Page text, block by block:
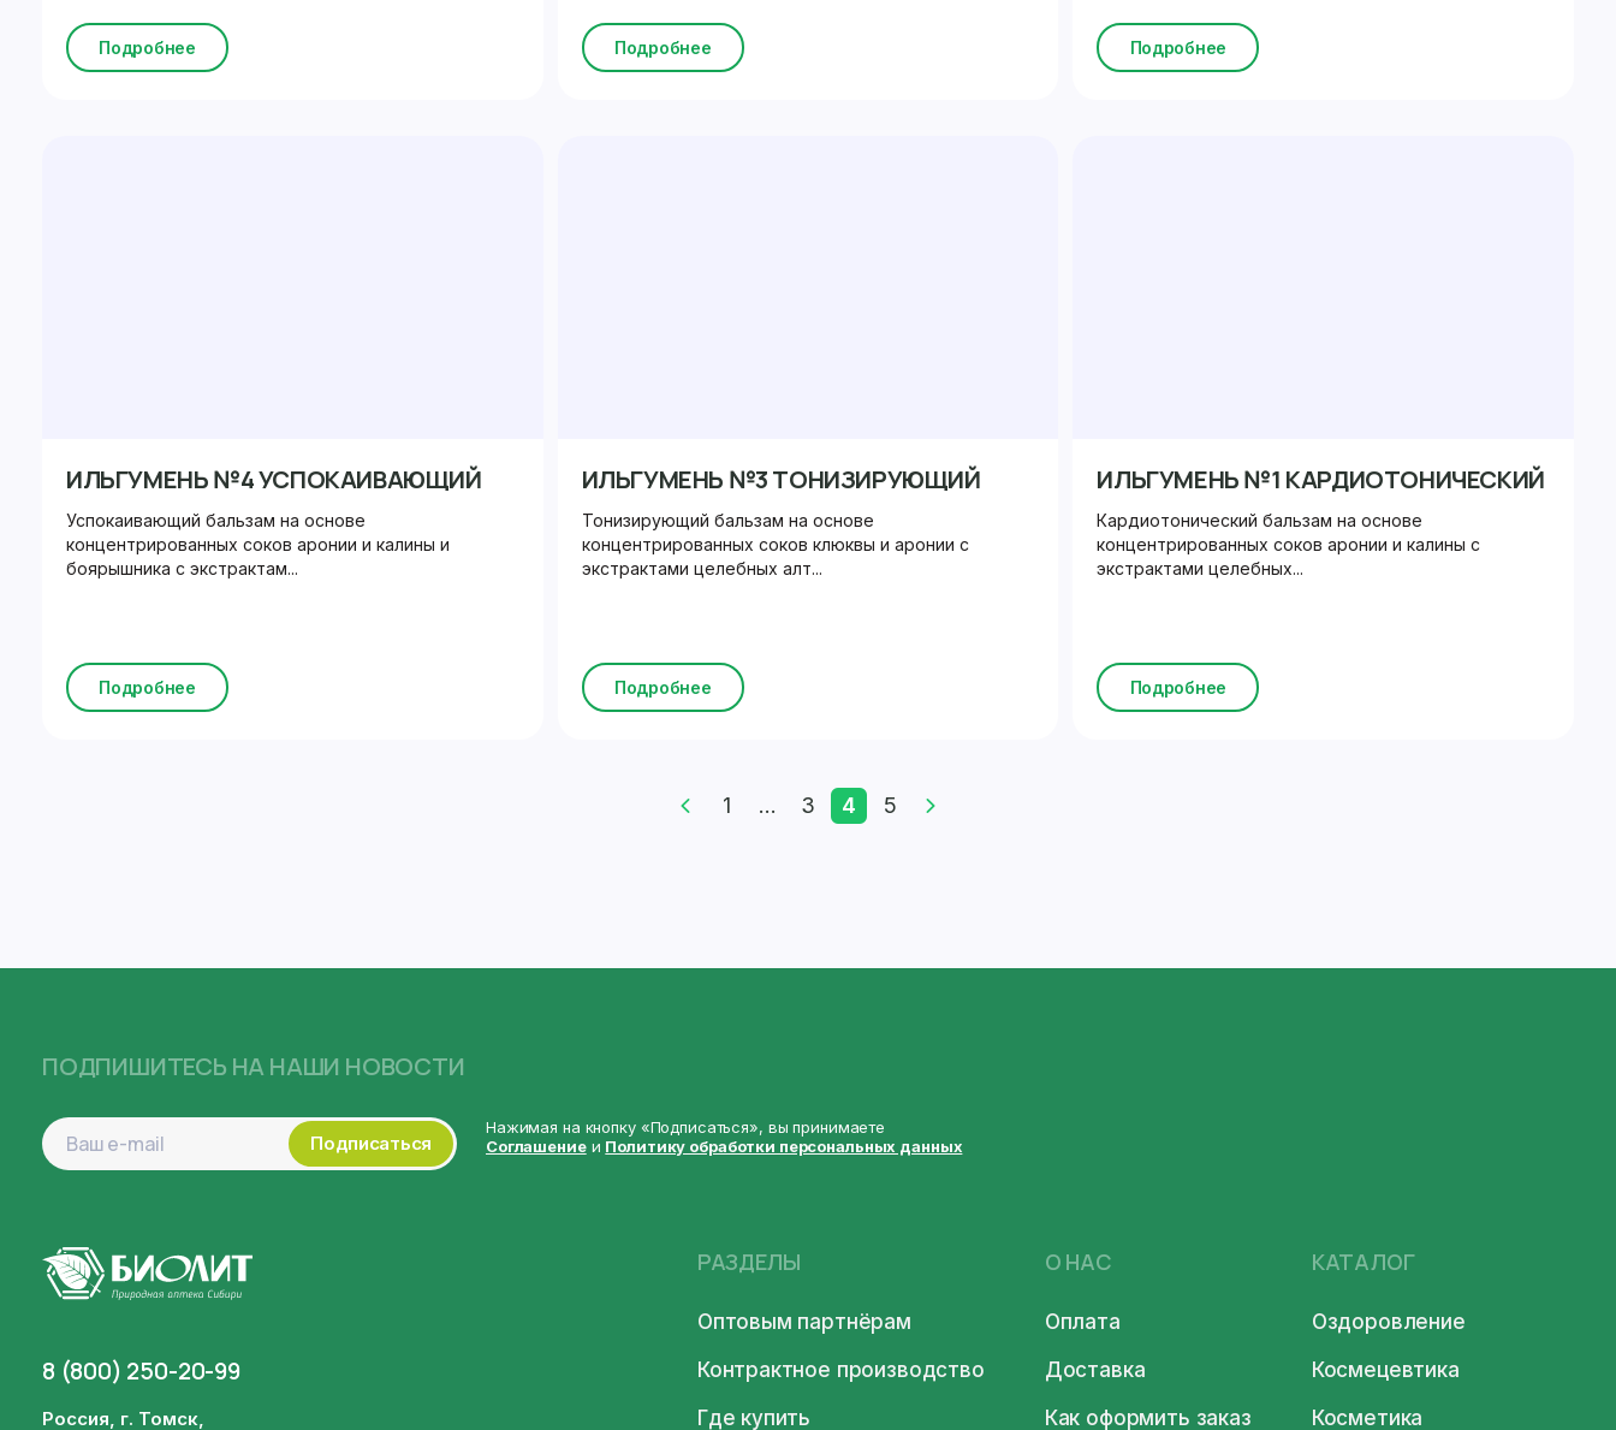
Подробнее Подробнее Подробнее
ИЛЬГУМЕНЬ №4 УСПОКАИВАЮЩИЙ
Успокаивающий бальзам на основе
концентрированных соков аронии и калины и
боярышника с экстрактам...
Подробнее
ИЛЬГУМЕНЬ №3 ТОНИЗИРУЮЩИЙ
Тонизирующий бальзам на основе
концентрированных соков клюквы и аронии с
экстрактами целебных алт...
Подробнее
ИЛЬГУМЕНЬ №1 КАРДИОТОНИЧЕСКИЙ
Кардиотонический бальзам на основе
концентрированных соков аронии и калины с
экстрактами целебных...
Подробнее
1 ... 3 4 5
8 (800) 250-20-99
Россия, г. Томск,
РАЗДЕЛЫ
Оптовым партнёрам
Контрактное производство
Где купить
О НАС
Оплата
Доставка
Как оформить заказ
КАТАЛОГ
Оздоровление
Космецевтика
Косметика
ПОДПИШИТЕСЬ НА НАШИ НОВОСТИ
Подписаться
Нажимая на кнопку «Подписаться», вы принимаете
Соглашениеи Политику обработки персональных данных